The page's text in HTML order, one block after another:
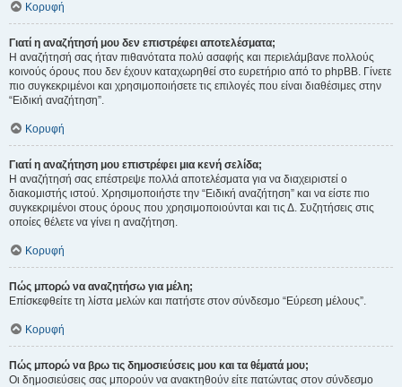
Κορυφή
Γιατί η αναζήτησή μου δεν επιστρέφει αποτελέσματα;
Η αναζήτησή σας ήταν πιθανότατα πολύ ασαφής και περιελάμβανε πολλούς
κοινούς όρους που δεν έχουν καταχωρηθεί στο ευρετήριο από το phpBB. Γίνετε
πιο συγκεκριμένοι και χρησιμοποιήσετε τις επιλογές που είναι διαθέσιμες στην
“Ειδική αναζήτηση”.
Κορυφή
Γιατί η αναζήτηση μου επιστρέφει μια κενή σελίδα;
Η αναζήτησή σας επέστρεψε πολλά αποτελέσματα για να διαχειριστεί ο
διακομιστής ιστού. Χρησιμοποιήστε την “Ειδική αναζήτηση” και να είστε πιο
συγκεκριμένοι στους όρους που χρησιμοποιούνται και τις Δ. Συζητήσεις στις
οποίες θέλετε να γίνει η αναζήτηση.
Κορυφή
Πώς μπορώ να αναζητήσω για μέλη;
Επίσκεφθείτε τη λίστα μελών και πατήστε στον σύνδεσμο “Εύρεση μέλους”.
Κορυφή
Πώς μπορώ να βρω τις δημοσιεύσεις μου και τα θέματά μου;
Οι δημοσιεύσεις σας μπορούν να ανακτηθούν είτε πατώντας στον σύνδεσμο